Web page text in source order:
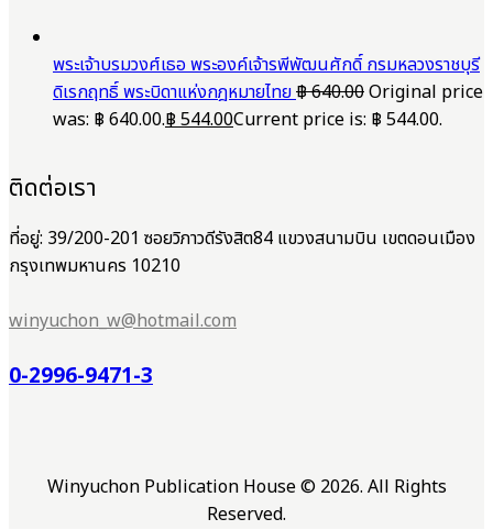
พระเจ้าบรมวงศ์เธอ พระองค์เจ้ารพีพัฒนศักดิ์ กรมหลวงราชบุรี
ดิเรกฤทธิ์ พระบิดาแห่งกฎหมายไทย฿640.00Original price
was: ฿ 640.00.฿544.00Current price is: ฿ 544.00.
ติดต่อเรา
ที่อยู่: 39/200-201 ซอยวิภาวดีรังสิต84 แขวงสนามบิน เขตดอนเมือง
กรุงเทพมหานคร 10210
winyuchon_w@hotmail.com
0-2996-9471-3
Winyuchon Publication House © 2026. All Rights
Reserved.